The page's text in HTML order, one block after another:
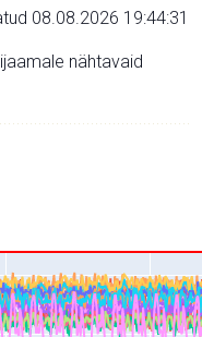
08.08.2026 19:44:31
nähtavaid